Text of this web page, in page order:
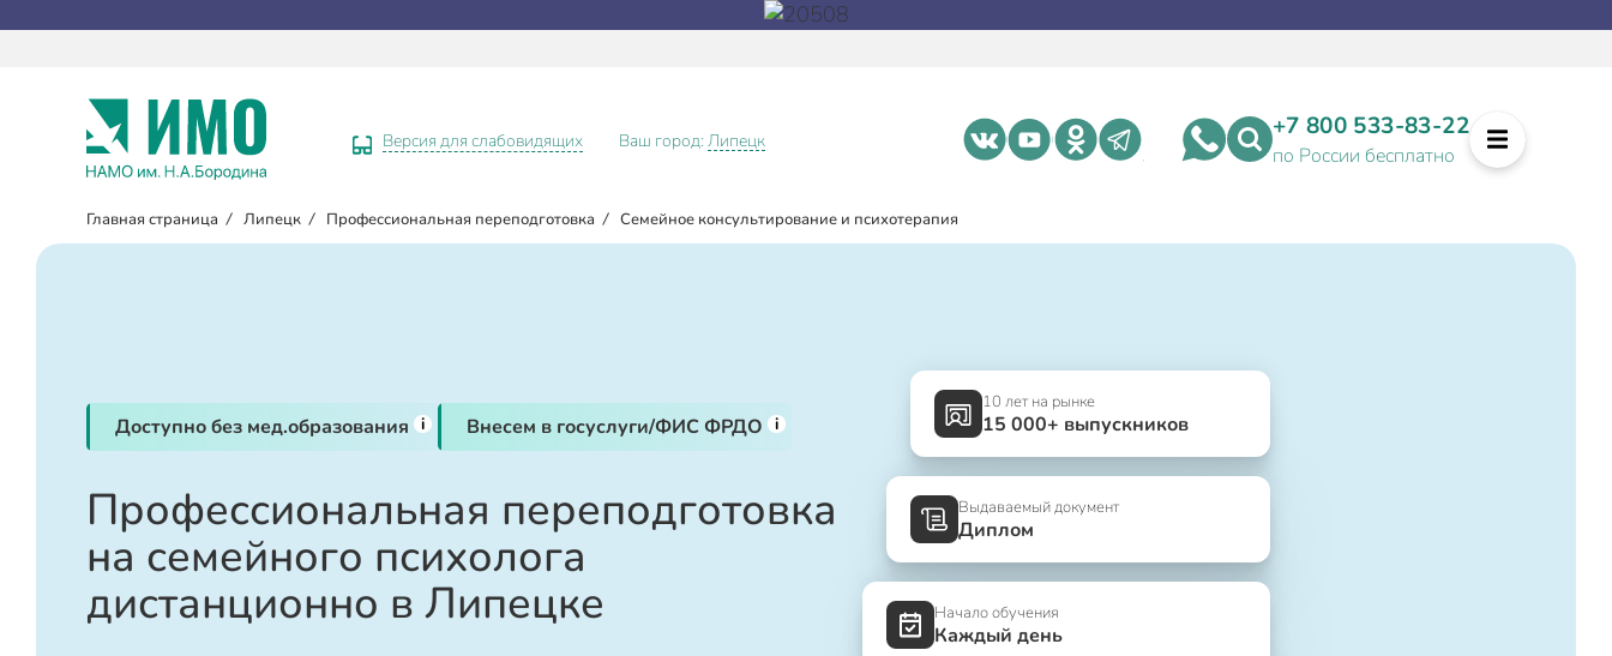
Версия для слабовидящих Ваш город:Липецк +7 800 533-83-22
по России бесплатно
Главная страница / Липецк / Профессиональная переподготовка / Семейное консультирование и психотерапия
Доступно без мед.образования i Внесем в госуслуги/ФИС ФРДО i
Профессиональная переподготовка
на семейного психолога
дистанционно в Липецке
10 лет на рынке
15 000+ выпускников
Выдаваемый документ
Диплом
Начало обучения
Каждый день